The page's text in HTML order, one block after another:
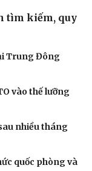
sở giết mổ nhỏ lẻ
có giá 139,2-
tìm kiếm, quy